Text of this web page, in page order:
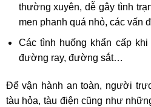
thường xuyên, dễ gây tình
men phanh quá nhỏ, các vấn
Các tình huống khẩn cấp
đường ray, đường sắt…
Để vận hành an toàn, người
tàu hỏa, tàu điện cũng như